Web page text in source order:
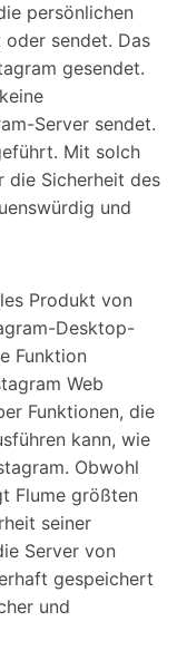
persönlichen
sendet. Das
gesendet.
Server sendet.
Mit solch
Sicherheit des
und
Produkt von
Desktop-
Funktion
Web
Funktionen, die
kann, wie
Obwohl
Flume größten
seiner
Server von
gespeichert
und